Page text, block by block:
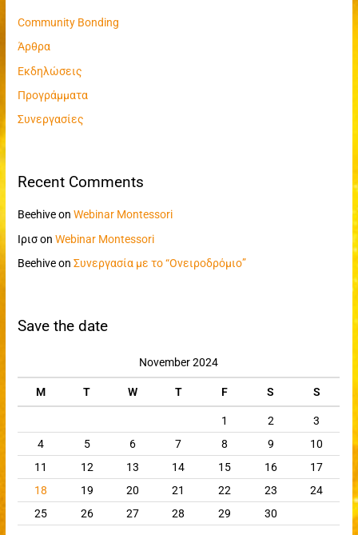
Community Bonding
Άρθρα
Εκδηλώσεις
Προγράμματα
Συνεργασίες
Recent Comments
BeehiveonWebinar Montessori
ΙρισonWebinar Montessori
BeehiveonΣυνεργασία με το “Ονειροδρόμιο”
Save the date
November 2024
M T W T F S S
1 2
3
4
5 6 7 8 9
10
11
12 13 14 15 16
17
18
19 20 21 22 23
24
25
26 27 28 29 30